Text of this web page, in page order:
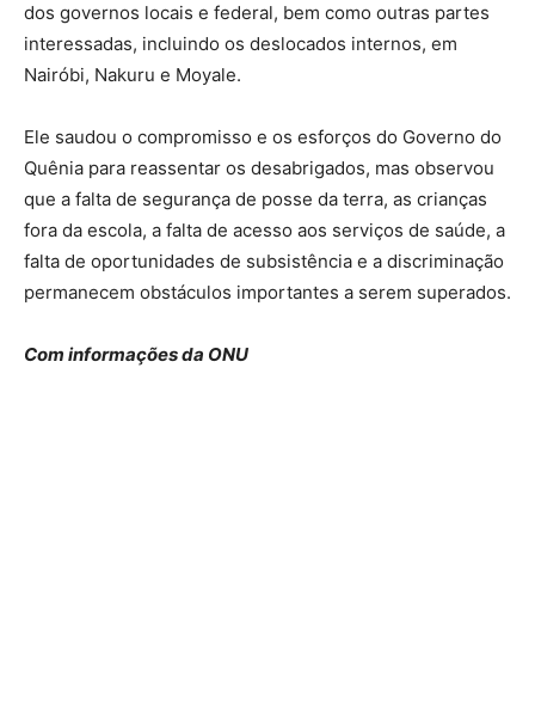
dos governos locais e federal, bem como outras partes
interessadas, incluindo os deslocados internos, em
Nairóbi, Nakuru e Moyale.
Ele saudou o compromisso e os esforços do Governo do
Quênia para reassentar os desabrigados, mas observou
que a falta de segurança de posse da terra, as crianças
fora da escola, a falta de acesso aos serviços de saúde, a
falta de oportunidades de subsistência e a discriminação
permanecem obstáculos importantes a serem superados.
Com informações da ONU